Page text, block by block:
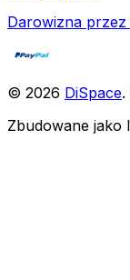
Darowizna przez
© 2026 DiSpace.
Zbudowane jako